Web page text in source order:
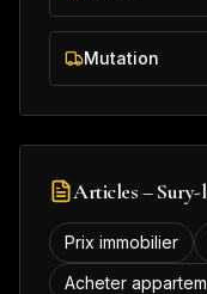
Mutation
Articles –
Prix immobilier
Acheter